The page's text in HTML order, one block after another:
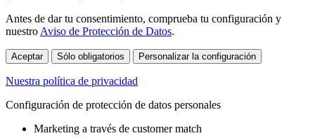
Antes de dar tu consentimiento, comprueba tu configuración y
nuestro Aviso de Protección de Datos.
Aceptar Sólo obligatorios Personalizar la configuración
Nuestra política de privacidad
Configuración de protección de datos personales
Marketing a través de customer match